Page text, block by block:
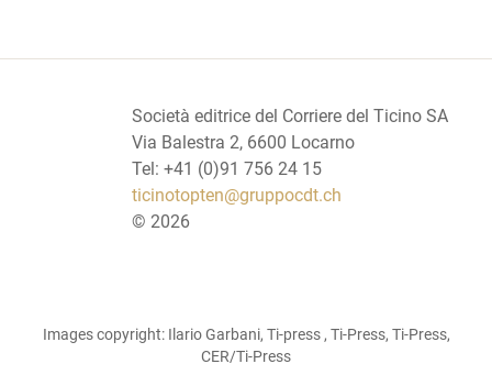
Società editrice del Corriere del Ticino SA
Via Balestra 2, 6600 Locarno
Tel: +41 (0)91 756 24 15
ticinotopten@gruppocdt.ch
© 2026
Images copyright: Ilario Garbani, Ti-press , Ti-Press, Ti-Press,
CER/Ti-Press